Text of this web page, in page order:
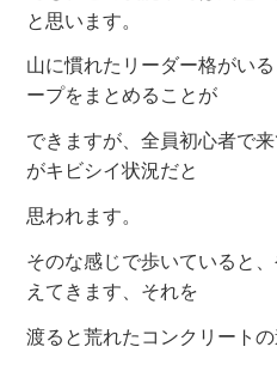
と思います。
山に慣れたリーダー格がい
ープをまとめることが
できますが、全員初心者で
がキビシイ状況だと
思われます。
そのな感じで歩いていると
えてきます、それを
渡ると荒れたコンクリートの